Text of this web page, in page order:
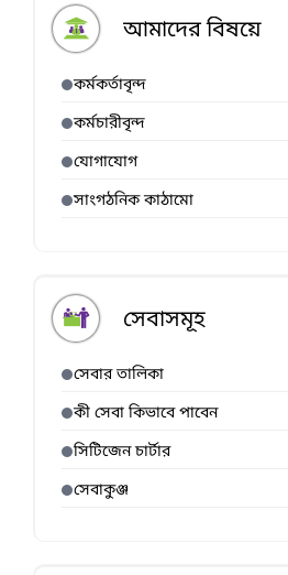
আমাদের বিষয়ে
কর্মকর্তাবৃন্দ
কর্মচারীবৃন্দ
যোগাযোগ
সাংগঠনিক কাঠামো
সেবাসমূহ
সেবার তালিকা
কী সেবা কিভাবে পাবেন
সিটিজেন চার্টার
সেবাকুঞ্জ